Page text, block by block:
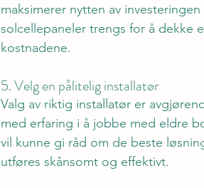
maksimerer nytten av
solcellepaneler trengs for å dekke
kostnadene.
5. Velg en pålitelig installatør
Valg av riktig installatør er
med erfaring i å jobbe med eldre
vil kunne gi råd om de beste
utføres skånsomt og effektivt.